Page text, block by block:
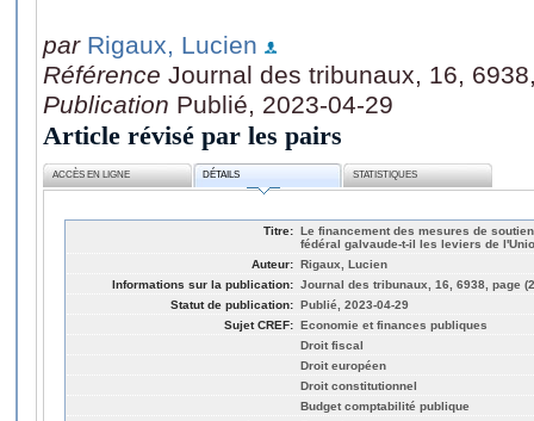
par Rigaux, Lucien
Référence Journal des tribunaux, 16,
Publication Publié, 2023-04-29
Article révisé par les pairs
ACCÈS EN LIGNE DÉTAILS STATISTIQUES
Titre: Le financement des mesures de
fédéral galvaude-t-il les leviers de
Auteur: Rigaux, Lucien
Informations sur la publication: Journal des tribunaux, 16, 6938, page
Statut de publication: Publié, 2023-04-29
Sujet CREF: Economie et finances publiques
Droit fiscal
Droit européen
Droit constitutionnel
Budget comptabilité publique